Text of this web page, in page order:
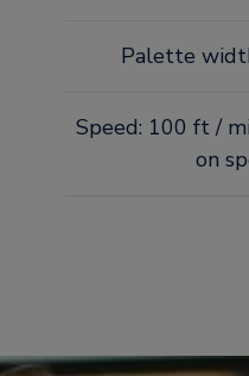
Palette
Speed: 100 ft /
on